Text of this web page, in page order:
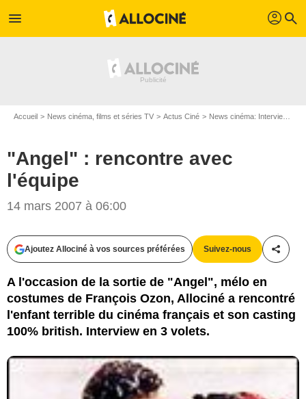
menu profil search
Accueil News cinéma, films et séries TV Actus Ciné News cinéma: Interviews
"Angel" : rencontre avec
l'équipe
14 mars 2007 à 06:00
Ajoutez Allociné à vos sources préférées Suivez-nous
A l'occasion de la sortie de "Angel", mélo en
costumes de François Ozon, Allociné a rencontré
l'enfant terrible du cinéma français et son casting
100% british. Interview en 3 volets.